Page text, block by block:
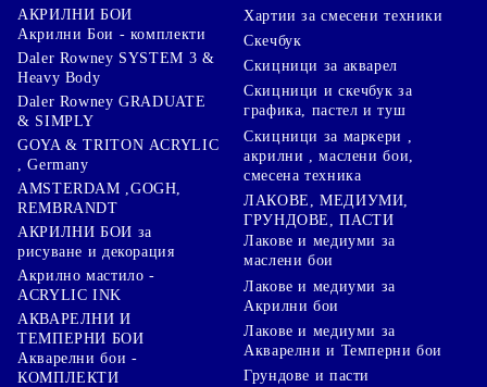
АКРИЛНИ БОИ
Акрилни Бои - комплекти
Daler Rowney SYSTEM 3 &
Heavy Body
Daler Rowney GRADUATE
& SIMPLY
GOYA & TRITON АCRYLIC
, Germany
AMSTERDAM ,GOGH,
REMBRANDT
АКРИЛНИ БОИ за
рисуване и декорация
Акрилно мастило -
ACRYLIC INK
АКВАРЕЛНИ И
ТЕМПЕРНИ БОИ
Акварелни бои -
КОМПЛЕКТИ
Хартии за смесени техники
Скечбук
Скицници за акварел
Скицници и скечбук за
графика, пастел и туш
Скицници за маркери ,
акрилни , маслени бои,
смесена техника
ЛАКОВЕ, МЕДИУМИ,
ГРУНДОВЕ, ПАСТИ
Лакове и медиуми за
маслени бои
Лакове и медиуми за
Акрилни бои
Лакове и медиуми за
Акварелни и Темперни бои
Грундове и пасти